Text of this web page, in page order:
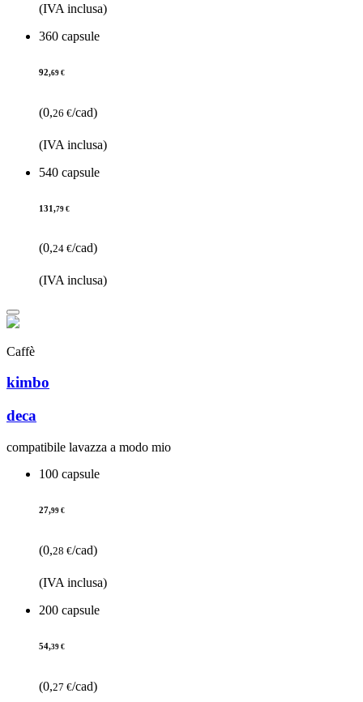
(IVA inclusa)
360 capsule
92,69 €
(0,26 €/cad)
(IVA inclusa)
540 capsule
131,79 €
(0,24 €/cad)
(IVA inclusa)
Caffè
kimbo
deca
compatibile lavazza a modo mio
100 capsule
27,99 €
(0,28 €/cad)
(IVA inclusa)
200 capsule
54,39 €
(0,27 €/cad)